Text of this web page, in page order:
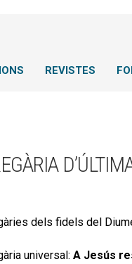
REVISTES
dels fidels del
universal: A Jesús